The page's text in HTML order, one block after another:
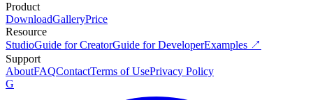
Product
DownloadGalleryPrice
Resource
StudioGuide for CreatorGuide for DeveloperExamples ↗
Support
AboutFAQContactTerms of UsePrivacy Policy
G